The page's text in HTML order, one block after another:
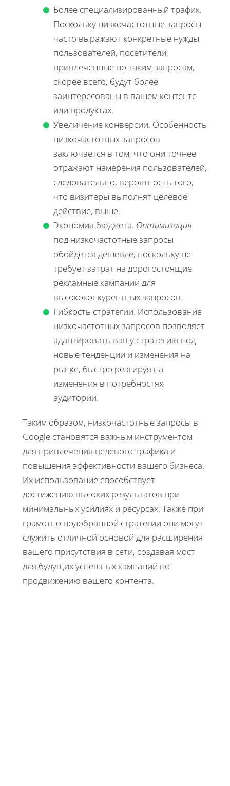
Более специализированный трафик.
Поскольку низкочастотные запросы
часто выражают конкретные нужды
пользователей, посетители,
привлеченные по таким запросам,
скорее всего, будут более
заинтересованы в вашем контенте
или продуктах.
Увеличение конверсии. Особенность
низкочастотных запросов
заключается в том, что они точнее
отражают намерения пользователей,
следовательно, вероятность того,
что визитеры выполнят целевое
действие, выше.
Экономия бюджета. Оптимизация
под низкочастотные запросы
обойдется дешевле, поскольку не
требует затрат на дорогостоящие
рекламные кампании для
высококонкурентных запросов.
Гибкость стратегии. Использование
низкочастотных запросов позволяет
адаптировать вашу стратегию под
новые тенденции и изменения на
рынке, быстро реагируя на
изменения в потребностях
аудитории.
Таким образом, низкочастотные запросы в
Google становятся важным инструментом
для привлечения целевого трафика и
повышения эффективности вашего бизнеса.
Их использование способствует
достижению высоких результатов при
минимальных усилиях и ресурсах. Также при
грамотно подобранной стратегии они могут
служить отличной основой для расширения
вашего присутствия в сети, создавая мост
для будущих успешных кампаний по
продвижению вашего контента.